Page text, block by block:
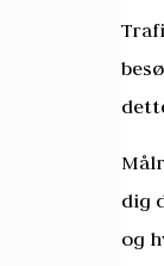
dig
og